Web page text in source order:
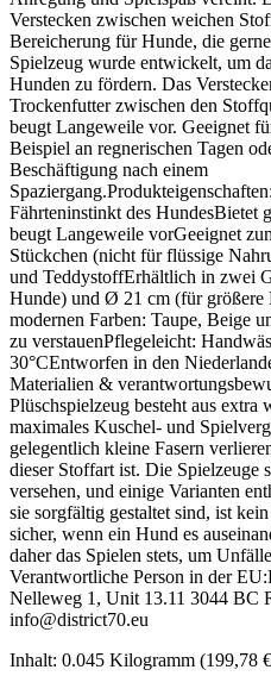
Verstecken zwischen weichen
Bereicherung für Hunde, die
Spielzeug wurde entwickelt, um
Hunden zu fördern. Das
Trockenfutter zwischen den
beugt Langeweile vor. Geeignet
Beispiel an regnerischen Tagen
Beschäftigung nach einem
Fährteninstinkt des HundesBietet
beugt Langeweile vorGeeignet
Stückchen (nicht für flüssige
und TeddystoffErhältlich in zwei
Hunde) und Ø 21 cm (für größere
modernen Farben: Taupe, Beige
zu verstauenPflegeleicht:
30°CEntworfen in den
Materialien &
Plüschspielzeug besteht aus
maximales Kuschel- und
gelegentlich kleine Fasern
dieser Stoffart ist. Die Spielzeuge
versehen, und einige Varianten
sie sorgfältig gestaltet sind, ist
sicher, wenn ein Hund es
daher das Spielen stets, um
Verantwortliche Person in der
Nelleweg 1, Unit 13.11 3044 BC
info@district70.eu
Inhalt: 0.045 Kilogramm (199,78